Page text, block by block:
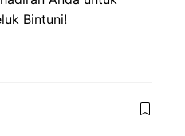
Bintuni!